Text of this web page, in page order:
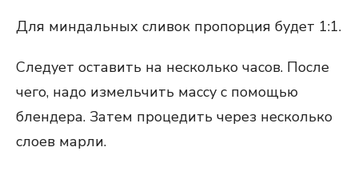
Для миндальных сливок пропорция будет 1:1.
Следует оставить на несколько часов. После
чего, надо измельчить массу с помощью
блендера. Затем процедить через несколько
слоев марли.